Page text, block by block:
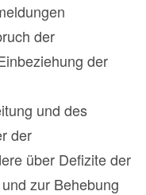
der
der
und des
der
über Defizite der
zur Behebung